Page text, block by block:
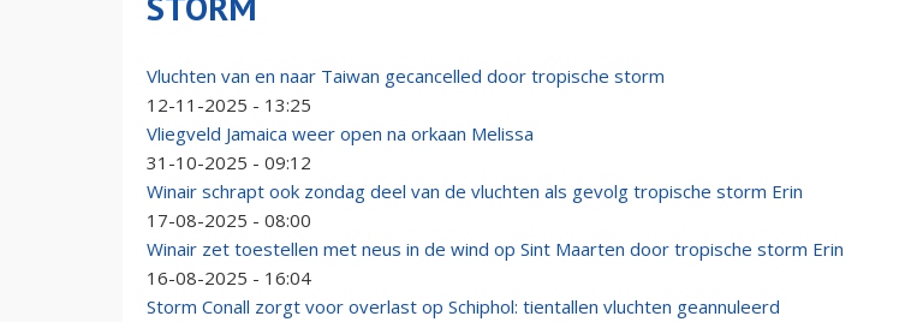
Vluchten van en naar Taiwan gecancelled door tropische storm
12-11-2025 - 13:25
Vliegveld Jamaica weer open na orkaan Melissa
31-10-2025 - 09:12
Winair schrapt ook zondag deel van de vluchten als gevolg tropische storm Erin
17-08-2025 - 08:00
Winair zet toestellen met neus in de wind op Sint Maarten door tropische storm Erin
16-08-2025 - 16:04
Storm Conall zorgt voor overlast op Schiphol: tientallen vluchten geannuleerd